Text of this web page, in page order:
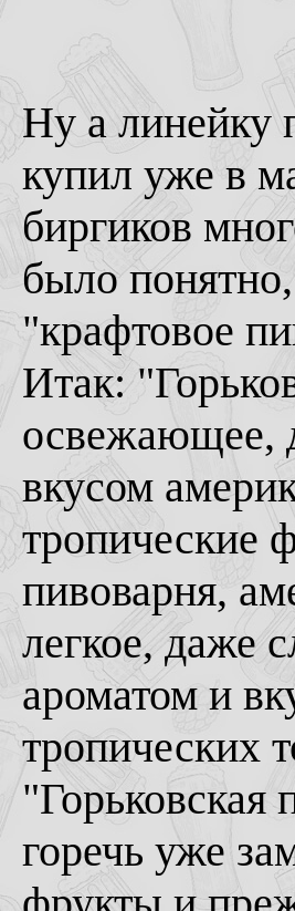
Ну а линейку
купил уже в
биргиков
было
"крафтовое
Итак:
освежающее,
вкусом
тропические
пивоварня,
легкое, даже
ароматом и
тропических
"Горьковская
горечь уже